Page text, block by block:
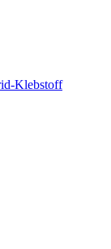
Klebstoff